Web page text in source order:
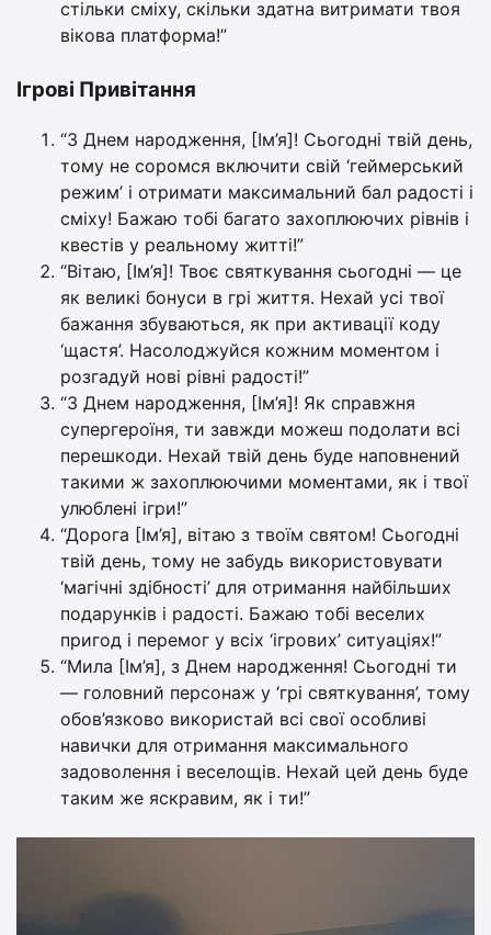
стільки сміху, скільки здатна витримати твоя
вікова платформа!”
Ігрові Привітання
“З Днем народження, [Ім’я]! Сьогодні твій день,
тому не соромся включити свій ‘геймерський
режим’ і отримати максимальний бал радості і
сміху! Бажаю тобі багато захоплюючих рівнів і
квестів у реальному житті!”
“Вітаю, [Ім’я]! Твоє святкування сьогодні — це
як великі бонуси в грі життя. Нехай усі твої
бажання збуваються, як при активації коду
‘щастя’. Насолоджуйся кожним моментом і
розгадуй нові рівні радості!”
“З Днем народження, [Ім’я]! Як справжня
супергероїня, ти завжди можеш подолати всі
перешкоди. Нехай твій день буде наповнений
такими ж захоплюючими моментами, як і твої
улюблені ігри!”
“Дорога [Ім’я], вітаю з твоїм святом! Сьогодні
твій день, тому не забудь використовувати
‘магічні здібності’ для отримання найбільших
подарунків і радості. Бажаю тобі веселих
пригод і перемог у всіх ‘ігрових’ ситуаціях!”
“Мила [Ім’я], з Днем народження! Сьогодні ти
— головний персонаж у ‘грі святкування’, тому
обов’язково використай всі свої особливі
навички для отримання максимального
задоволення і веселощів. Нехай цей день буде
таким же яскравим, як і ти!”